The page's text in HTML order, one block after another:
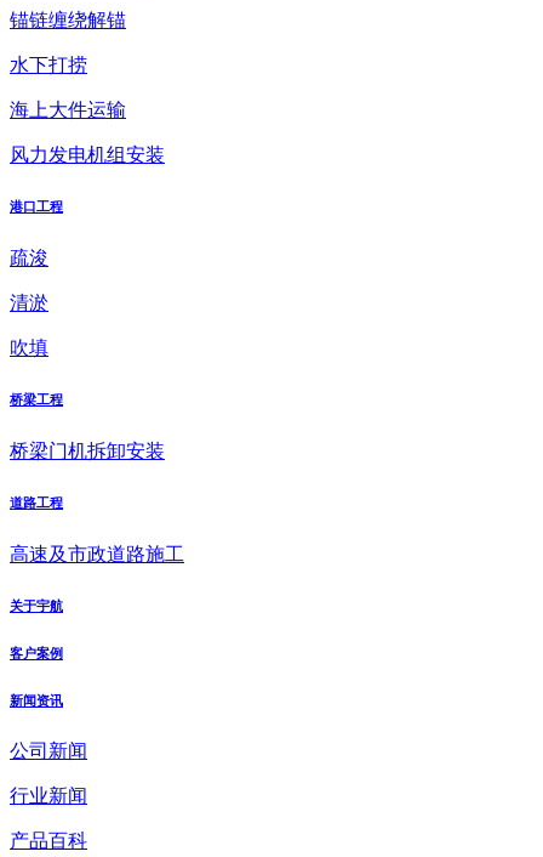
锚链缠绕解锚
水下打捞
海上大件运输
风力发电机组安装
港口工程
疏浚
清淤
吹填
桥梁工程
桥梁门机拆卸安装
道路工程
高速及市政道路施工
关于宇航
客户案例
新闻资讯
公司新闻
行业新闻
产品百科